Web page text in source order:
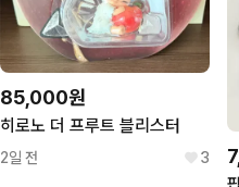
85,000원
히로노 더 프루트 블리스터
2일 전 3